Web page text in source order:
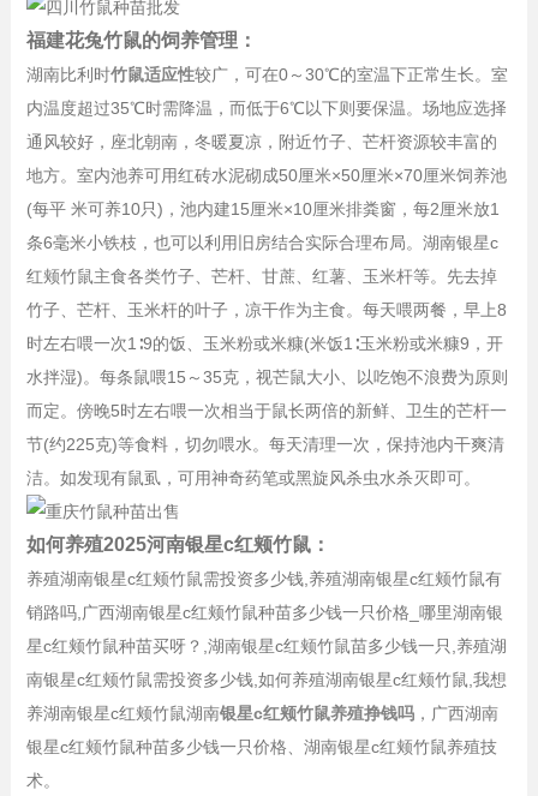
福建花兔竹鼠的饲养管理：
湖南比利时竹鼠适应性较广，可在0～30℃的室温下正常生长。室
内温度超过35℃时需降温，而低于6℃以下则要保温。场地应选择
通风较好，座北朝南，冬暖夏凉，附近竹子、芒杆资源较丰富的
地方。室内池养可用红砖水泥砌成50厘米×50厘米×70厘米饲养池
(每平 米可养10只)，池内建15厘米×10厘米排粪窗，每2厘米放1
条6毫米小铁枝，也可以利用旧房结合实际合理布局。湖南银星c
红颊竹鼠主食各类竹子、芒杆、甘蔗、红薯、玉米杆等。先去掉
竹子、芒杆、玉米杆的叶子，凉干作为主食。每天喂两餐，早上8
时左右喂一次1∶9的饭、玉米粉或米糠(米饭1∶玉米粉或米糠9，开
水拌湿)。每条鼠喂15～35克，视芒鼠大小、以吃饱不浪费为原则
而定。傍晚5时左右喂一次相当于鼠长两倍的新鲜、卫生的芒杆一
节(约225克)等食料，切勿喂水。每天清理一次，保持池内干爽清
洁。如发现有鼠虱，可用神奇药笔或黑旋风杀虫水杀灭即可。
如何养殖2025河南银星c红颊竹鼠：
养殖湖南银星c红颊竹鼠需投资多少钱,养殖湖南银星c红颊竹鼠有
销路吗,广西湖南银星c红颊竹鼠种苗多少钱一只价格_哪里湖南银
星c红颊竹鼠种苗买呀？,湖南银星c红颊竹鼠苗多少钱一只,养殖湖
南银星c红颊竹鼠需投资多少钱,如何养殖湖南银星c红颊竹鼠,我想
养湖南银星c红颊竹鼠湖南银星c红颊竹鼠养殖挣钱吗，广西湖南
银星c红颊竹鼠种苗多少钱一只价格、湖南银星c红颊竹鼠养殖技
术。